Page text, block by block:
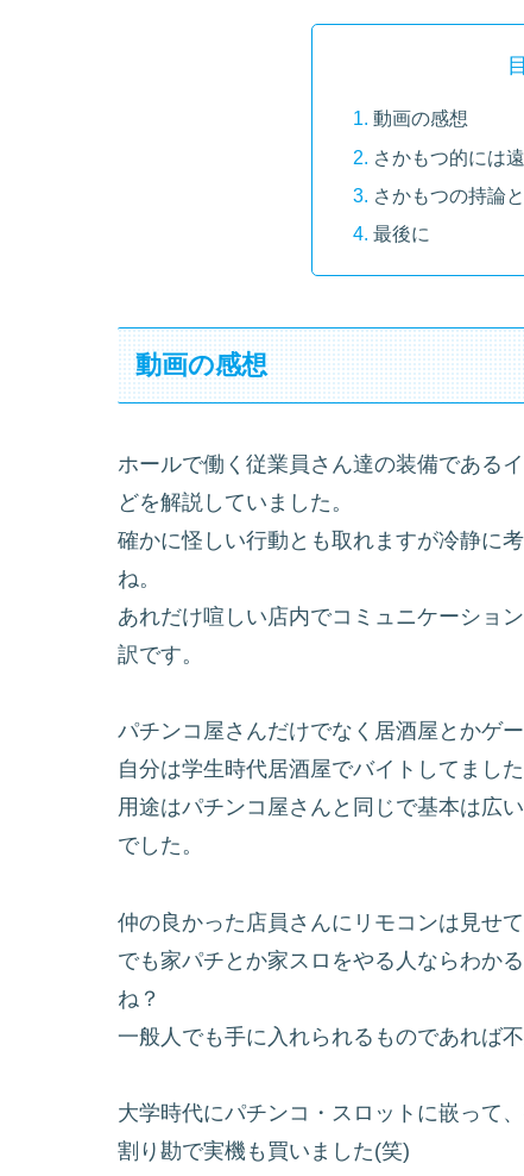
動画の感想
さかもつ的には
さかもつの持論
最後に
動画の感想
ホールで働く従業員さん達の装備である
どを解説していました。
確かに怪しい行動とも取れますが冷静に
ね。
あれだけ喧しい店内でコミュニケーショ
訳です。
パチンコ屋さんだけでなく居酒屋とかゲ
自分は学生時代居酒屋でバイトしてまし
用途はパチンコ屋さんと同じで基本は広
でした。
仲の良かった店員さんにリモコンは見せ
でも家パチとか家スロをやる人ならわか
ね？
一般人でも手に入れられるものであれば
大学時代にパチンコ・スロットに嵌って
割り勘で実機も買いました(笑)